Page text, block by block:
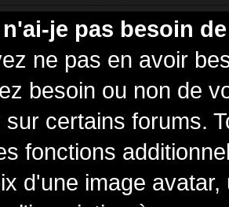
je pas besoin
ne pas en avoir
besoin ou non de
sur certains forums.
fonctions
d'une image